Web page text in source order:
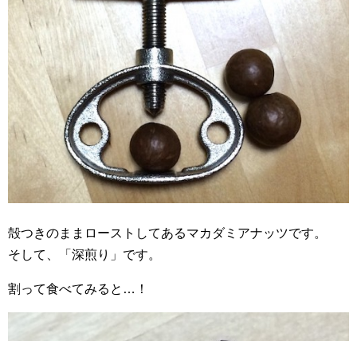
殻つきのままローストしてあるマカダミアナッツです。
そして、「深煎り」です。
割って食べてみると…！